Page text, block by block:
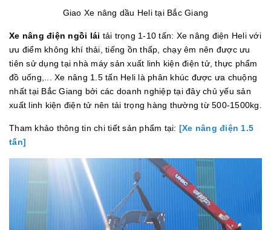
Giao Xe nâng dầu Heli tại Bắc Giang
Xe nâng điện ngồi lái tải trọng 1-10 tấn: Xe nâng điện Heli với
ưu điểm không khí thải, tiếng ồn thấp, chạy êm nên được ưu
tiên sử dụng tại nhà máy sản xuất linh kiện điện tử, thực phẩm
đồ uống,... Xe nâng 1.5 tấn Heli là phân khúc được ưa chuộng
nhất tại Bắc Giang bởi các doanh nghiệp tại đây chủ yếu sản
xuất linh kiện điện tử nên tải trọng hàng thường từ 500-1500kg.
Tham khảo thông tin chi tiết sản phẩm tại: [Xe nâng điện 1.5
tấn]